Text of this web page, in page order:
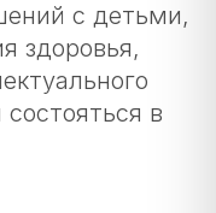
с детьми,
здоровья,
в